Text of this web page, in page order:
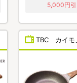
5,000円引
TBC カイモ